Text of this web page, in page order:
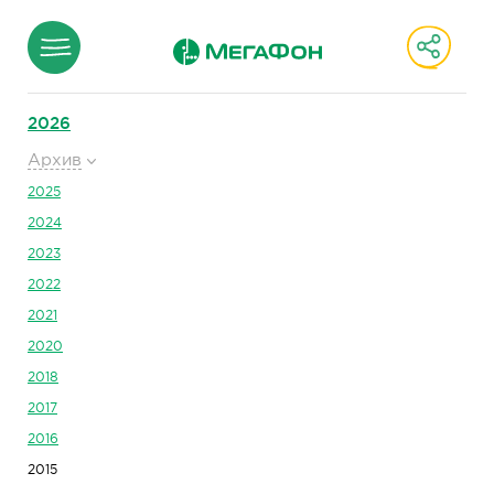
2026
Архив
2025
2024
2023
2022
2021
2020
2018
2017
2016
2015